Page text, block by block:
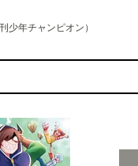
少年チャンピオン）